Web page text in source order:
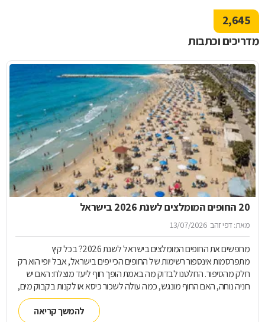
2,645
מדריכים וכתבות
20 החופים המומלצים לשנת 2026 בישראל
מאת: דפי זהב 13/07/2026
מחפשים את החופים המומלצים בישראל לשנת 2026? בכל קיץ
מתפרסמות אינספור רשימות של החופים הכי יפים בישראל, אבל יופי הוא רק
חלק מהסיפור. החלטנו לבדוק מה באמת הופך חוף ליעד מוצלח: האם יש
חניה נוחה, האם החוף מונגש, כמה עולה לשכור כיסא או לקנות בקבוק מים,
והאם תמצאו בו את השירותים שיהפכו את יום הים לנעים ומשתלם יותר -
להמשך קריאה